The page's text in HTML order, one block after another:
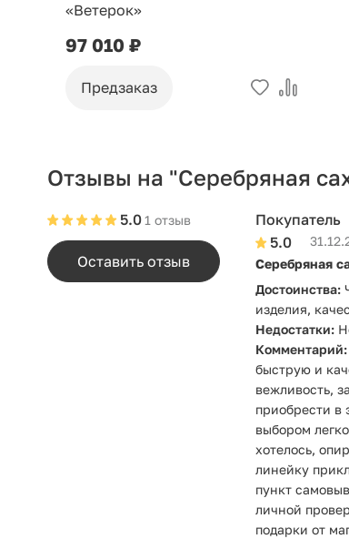
«Ветерок»
97 010 ₽
Предзаказ
Отзывы на "Серебряная
1 отзыв
5.0
Оставить отзыв
Покупатель
5.0
Серебряная
Достоинства:
изделия,
Недостатки:
Комментарий:
быструю и
вежливость,
приобрести в
выбором
хотелось,
линейку
пункт
личной
подарки от